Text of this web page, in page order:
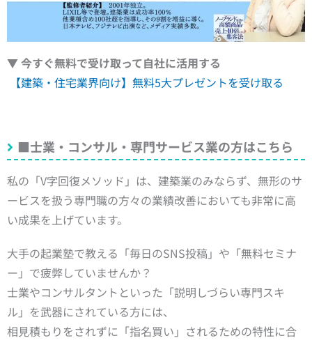
▼ 今すぐ無料で受け取って自社に活用する
【建築・住宅業界向け】無料5大プレゼントを受け取る
■士業・コンサル・専門サービス業の方はこちら
私の「V字回復メソッド」は、建築業のみならず、無形のサ
ービスを扱う専門職の方々の業績改善においても非常に高
い成果を上げています。
大手の起業塾で教える「毎日のSNS投稿」や「無料セミナ
ー」で疲弊していませんか？
士業やコンサルタントといった「説明しづらい専門スキ
ル」を武器にされている方には、
相見積もりをされずに「指名買い」されるための特性に合